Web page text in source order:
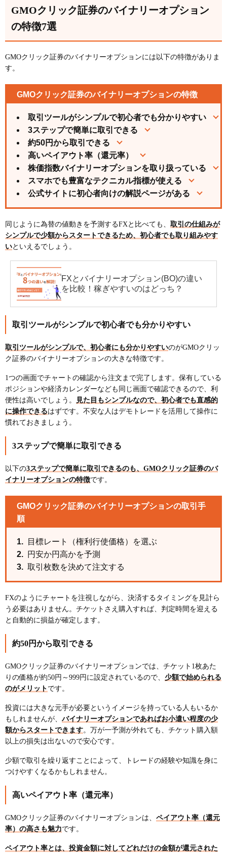
GMOクリック証券のバイナリーオプション
の特徴7選
GMOクリック証券のバイナリーオプションには以下の特徴がありま
す。
GMOクリック証券のバイナリーオプションの特徴
取引ツールがシンプルで初心者でも分かりやすい
3ステップで簡単に取引できる
約50円から取引できる
高いペイアウト率（還元率）
株価指数バイナリーオプションを取り扱っている
スマホでも豊富なテクニカル指標が使える
公式サイトに初心者向けの解説ページがある
同じように為替の値動きを予測するFXと比べても、 取引の仕組みが
シンプルで少額からスタートできるため、初心者でも取り組みやす
いといえるでしょう。
FXとバイナリーオプション(BO)の違い
を比較！稼ぎやすいのはどっち？
取引ツールがシンプルで初心者でも分かりやすい
取引ツールがシンプルで、初心者にも分かりやすいのがGMOクリッ
ク証券のバイナリーオプションの大きな特徴です。
1つの画面でチャートの確認から注文まで完了します。保有している
ポジションや経済カレンダーなども同じ画面で確認できるので、利
便性は高いでしょう。
見た目もシンプルなので、初心者でも直感的
に操作できるはずです。不安な人はデモトレードを活用して操作に
慣れておきましょう。
3ステップで簡単に取引できる
以下の3ステップで簡単に取引できるのも、GMOクリック証券のバ
イナリーオプションの特徴です。
GMOクリック証券のバイナリーオプションの取引手
順
目標レート（権利行使価格）を選ぶ
円安か円高かを予測
取引枚数を決めて注文する
FXのようにチャートを注視しながら、決済するタイミングを見計ら
う必要はありません。チケットさえ購入すれば、判定時間を迎える
と自動的に損益が確定します。
約50円から取引できる
GMOクリック証券のバイナリーオプションでは、チケット1枚あた
りの価格が約50円～999円に設定されているので、 少額で始められる
のがメリット です。
投資には大きな元手が必要というイメージを持っている人もいるか
もしれませんが、 バイナリーオプションであればお小遣い程度の少
額からスタートできます。万が一予測が外れても、チケット購入額
以上の損失は出ないので安心です。
少額で取引を繰り返すことによって、トレードの経験や知識を身に
つけやすくなるかもしれません。
高いペイアウト率（還元率）
GMOクリック証券のバイナリーオプションは、 ペイアウト率（還元
率）の高さも魅力です。
ペイアウト率とは、投資金額に対してどれだけの金額が還元された